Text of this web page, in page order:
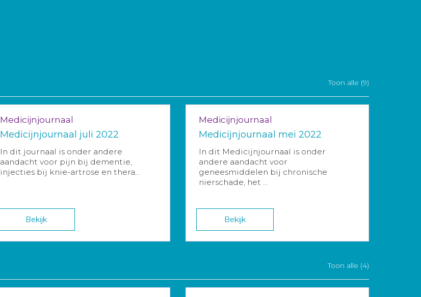
Toon alle (9)
Medicijnjournaal
Medicijnjournaal juli 2022
In dit journaal is onder andere
aandacht voor pijn bij dementie,
injecties bij knie-artrose en thera...
Bekijk
Medicijnjournaal
Medicijnjournaal mei 2022
In dit Medicijnjournaal is onder
andere aandacht voor
geneesmiddelen bij chronische
nierschade, het ...
Bekijk
Toon alle (4)